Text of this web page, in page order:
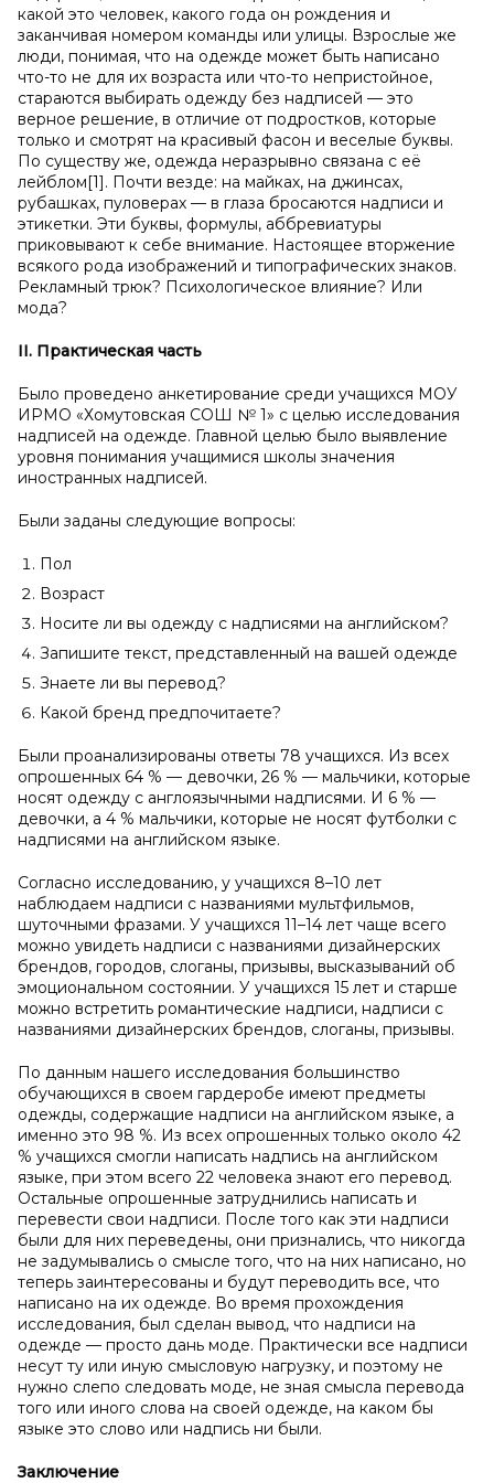
какой это человек, какого года он рождения и
заканчивая номером команды или улицы. Взрослые же
люди, понимая, что на одежде может быть написано
что-то не для их возраста или что-то непристойное,
стараются выбирать одежду без надписей — это
верное решение, в отличие от подростков, которые
только и смотрят на красивый фасон и веселые буквы.
По существу же, одежда неразрывно связана с её
лейблом[1]. Почти везде: на майках, на джинсах,
рубашках, пуловерах — в глаза бросаются надписи и
этикетки. Эти буквы, формулы, аббревиатуры
приковывают к себе внимание. Настоящее вторжение
всякого рода изображений и типографических знаков.
Рекламный трюк? Психологическое влияние? Или
мода?
II. Практическая часть
Было проведено анкетирование среди учащихся МОУ
ИРМО «Хомутовская СОШ № 1» с целью исследования
надписей на одежде. Главной целью было выявление
уровня понимания учащимися школы значения
иностранных надписей.
Были заданы следующие вопросы:
Пол
Возраст
Носите ли вы одежду с надписями на английском?
Запишите текст, представленный на вашей одежде
Знаете ли вы перевод?
Какой бренд предпочитаете?
Были проанализированы ответы 78 учащихся. Из всех
опрошенных 64 % — девочки, 26 % — мальчики, которые
носят одежду с англоязычными надписями. И 6 % —
девочки, а 4 % мальчики, которые не носят футболки с
надписями на английском языке.
Согласно исследованию, у учащихся 8–10 лет
наблюдаем надписи с названиями мультфильмов,
шуточными фразами. У учащихся 11–14 лет чаще всего
можно увидеть надписи с названиями дизайнерских
брендов, городов, слоганы, призывы, высказываний об
эмоциональном состоянии. У учащихся 15 лет и старше
можно встретить романтические надписи, надписи с
названиями дизайнерских брендов, слоганы, призывы.
По данным нашего исследования большинство
обучающихся в своем гардеробе имеют предметы
одежды, содержащие надписи на английском языке, а
именно это 98 %. Из всех опрошенных только около 42
% учащихся смогли написать надпись на английском
языке, при этом всего 22 человека знают его перевод.
Остальные опрошенные затруднились написать и
перевести свои надписи. После того как эти надписи
были для них переведены, они признались, что никогда
не задумывались о смысле того, что на них написано, но
теперь заинтересованы и будут переводить все, что
написано на их одежде. Во время прохождения
исследования, был сделан вывод, что надписи на
одежде — просто дань моде. Практически все надписи
несут ту или иную смысловую нагрузку, и поэтому не
нужно слепо следовать моде, не зная смысла перевода
того или иного слова на своей одежде, на каком бы
языке это слово или надпись ни были.
Заключение